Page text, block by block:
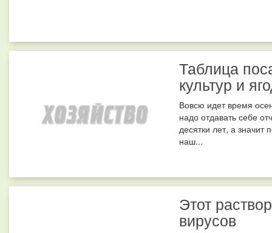
Таблица
культур и
Вовсю идет время
надо отдавать себе
десятки лет, а
наш...
Этот
вирусов